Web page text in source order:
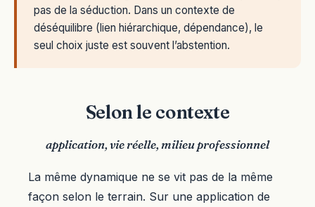
pas de la séduction. Dans un contexte de
déséquilibre (lien hiérarchique, dépendance), le
seul choix juste est souvent l’abstention.
Selon le contexte
application, vie réelle, milieu professionnel
La même dynamique ne se vit pas de la même
façon selon le terrain. Sur une application de